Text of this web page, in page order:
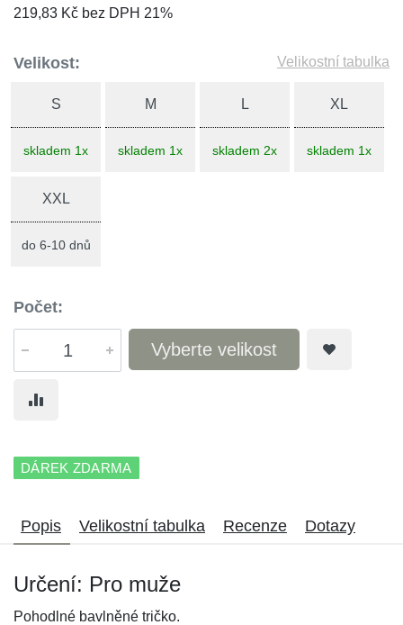
219,83 Kč bez DPH 21%
Velikost: Velikostní tabulka
S
skladem 1x
M
skladem 1x
L
skladem 2x
XL
skladem 1x
XXL
do 6-10 dnů
Počet:
Vyberte velikost
DÁREK ZDARMA
Popis Velikostní tabulka Recenze Dotazy
Určení: Pro muže
Pohodlné bavlněné tričko.